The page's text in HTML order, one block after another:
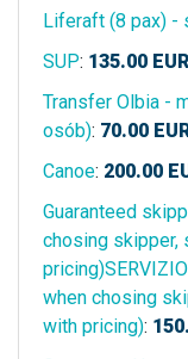
Liferaft (8 pax) -
SUP: 135.00 EUR
Transfer Olbia -
osób): 70.00
Canoe: 200.00
Guaranteed
chosing skipper,
when chosing
with pricing):